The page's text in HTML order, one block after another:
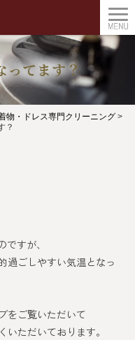
ってます？
物・ドレス専門クリーニング >
？
すが、
過ごしやすい気温となっ
をご覧いただいて
ただいております。